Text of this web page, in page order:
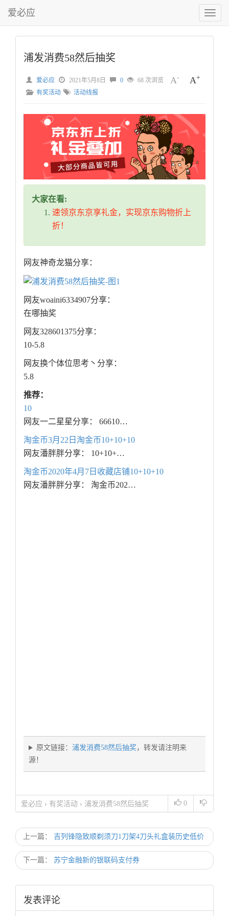
切
换
菜
爱必应
浦发消费58然后抽奖
A- A+
爱必应 2021年5月8日 0
68 次浏览
有奖活动
活动线报
大家在看:
速领京东京享礼金，实现京东购物折上
折！
网友神奇龙猫分享：
网友woaini6334907分享：
在哪抽奖
网友328601375分享：
10-5.8
网友换个体位思考丶分享：
5.8
推荐：
10
网友一二星星分享： 66610…
淘金币3月22日淘金币10+10+10
网友潘胖胖分享： 10+10+…
淘金币2020年4月7日收藏店铺10+10+10
网友潘胖胖分享： 淘金币202…
原文链接： 浦发消费58然后抽奖 ，转发请注明来
源！
0
爱必应 › 有奖活动 › 浦发消费58然后抽奖
上一篇： 吉列锋隐致顺剃须刀1刀架4刀头礼盒装历史低价
下一篇： 苏宁金融新的银联码支付券
发表评论